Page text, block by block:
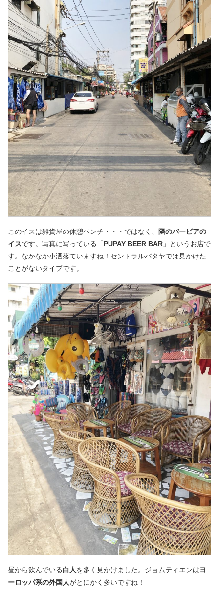
このイスは雑貨屋の休憩ベンチ・・・ではなく、
隣のバービアの
イスです。写真に写っている「PUPAY BEER BAR 」というお店で
す。なかなか小洒落ていますね！セントラルパタヤでは見かけた
ことがないタイプです。
昼から飲んでいる白人を多く見かけました。ジョムティエンはヨ
ーロッパ系の外国人がとにかく多いですね！